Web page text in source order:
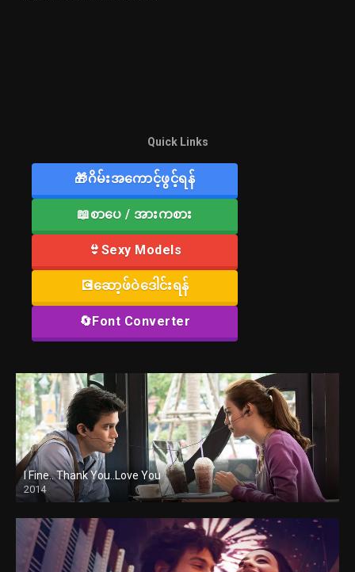
Quick Links
🎁ဂိမ်းအကောင့်ဖွင့်ရန်
📖စာပေ / အားကစား
👙Sexy Models
💽ဆော့ဖ်ဝဲဒေါင်းရန်
🔄Font Converter
I Fine.. Thank You..Love You
2014